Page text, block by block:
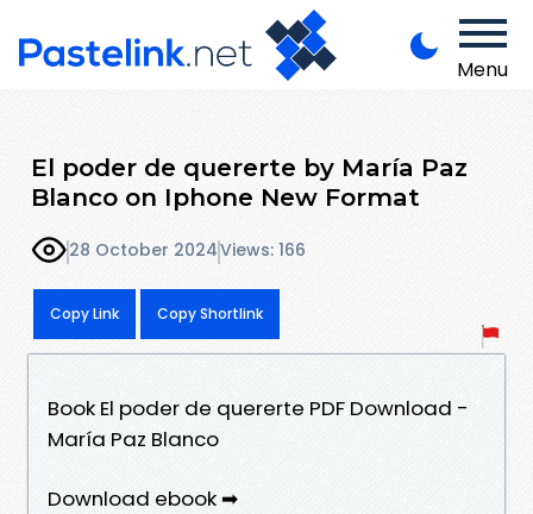
Menu
El poder de quererte by María Paz
Blanco on Iphone New Format
28 October 2024Views: 166
Copy Link Copy Shortlink
Book El poder de quererte PDF Download -
María Paz Blanco
Download ebook ➡